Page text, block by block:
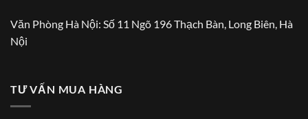
Văn Phòng Hà Nội: Số 11 Ngõ 196 Thạch Bàn, Long Biên, Hà
Nội
TƯ VẤN MUA HÀNG